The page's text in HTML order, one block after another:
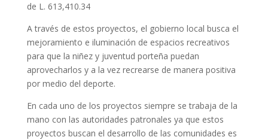
de L. 613,410.34
A través de estos proyectos, el gobierno local busca el
mejoramiento e iluminación de espacios recreativos
para que la niñez y juventud porteña puedan
aprovecharlos y a la vez recrearse de manera positiva
por medio del deporte.
En cada uno de los proyectos siempre se trabaja de la
mano con las autoridades patronales ya que estos
proyectos buscan el desarrollo de las comunidades es